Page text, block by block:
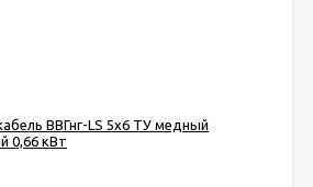
ВВГнг-LS 5х6 ТУ медный
0,66 кВт